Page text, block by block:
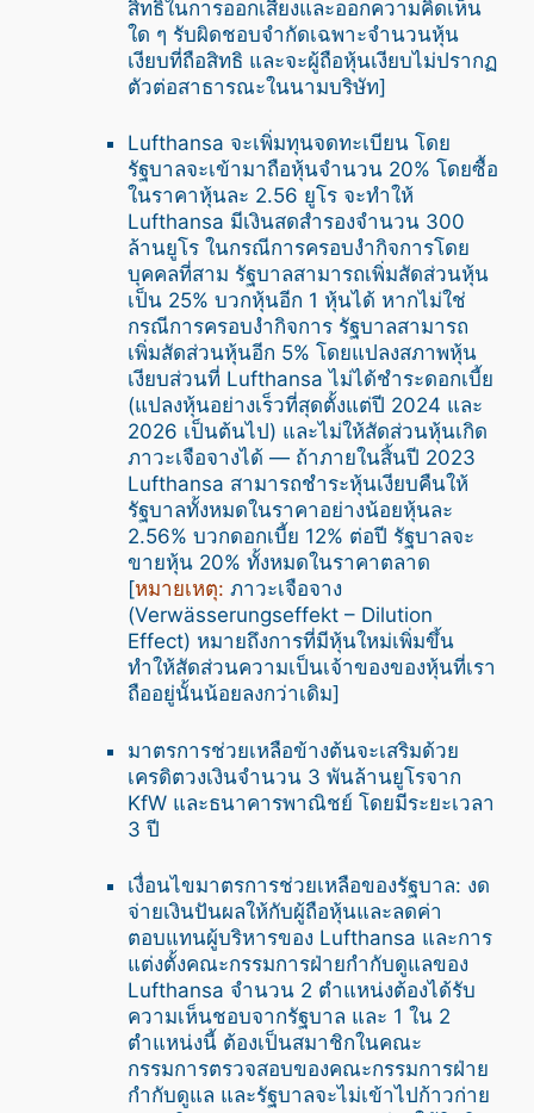
สิทธิในการออกเสียงและออกความคิดเห็น
ใด ๆ รับผิดชอบจำกัดเฉพาะจำนวนหุ้น
เงียบที่ถือสิทธิ และจะผู้ถือหุ้นเงียบไม่ปรากฏ
ตัวต่อสาธารณะในนามบริษัท]
Lufthansa จะเพิ่มทุนจดทะเบียน โดย
รัฐบาลจะเข้ามาถือหุ้นจำนวน 20% โดยซื้อ
ในราคาหุ้นละ 2.56 ยูโร จะทำให้
Lufthansa มีเงินสดสำรองจำนวน 300
ล้านยูโร ในกรณีการครอบงำกิจการโดย
บุคคลที่สาม รัฐบาลสามารถเพิ่มสัดส่วนหุ้น
เป็น 25% บวกหุ้นอีก 1 หุ้นได้ หากไม่ใช่
กรณีการครอบงำกิจการ รัฐบาลสามารถ
เพิ่มสัดส่วนหุ้นอีก 5% โดยแปลงสภาพหุ้น
เงียบส่วนที่ Lufthansa ไม่ได้ชำระดอกเบี้ย
(แปลงหุ้นอย่างเร็วที่สุดตั้งแต่ปี 2024 และ
2026 เป็นต้นไป) และไม่ให้สัดส่วนหุ้นเกิด
ภาวะเจือจางได้ — ถ้าภายในสิ้นปี 2023
Lufthansa สามารถชำระหุ้นเงียบคืนให้
รัฐบาลทั้งหมดในราคาอย่างน้อยหุ้นละ
2.56% บวกดอกเบี้ย 12% ต่อปี รัฐบาลจะ
ขายหุ้น 20% ทั้งหมดในราคาตลาด
[หมายเหตุ: ภาวะเจือจาง
(Verwässerungseffekt – Dilution
Effect) หมายถึงการที่มีหุ้นใหม่เพิ่มขึ้น
ทำให้สัดส่วนความเป็นเจ้าของของหุ้นที่เรา
ถืออยู่นั้นน้อยลงกว่าเดิม]
มาตรการช่วยเหลือข้างต้นจะเสริมด้วย
เครดิตวงเงินจำนวน 3 พันล้านยูโรจาก
KfW และธนาคารพาณิชย์ โดยมีระยะเวลา
3 ปี
เงื่อนไขมาตรการช่วยเหลือของรัฐบาล: งด
จ่ายเงินปันผลให้กับผู้ถือหุ้นและลดค่า
ตอบแทนผู้บริหารของ Lufthansa และการ
แต่งตั้งคณะกรรมการฝ่ายกำกับดูแลของ
Lufthansa จำนวน 2 ตำแหน่งต้องได้รับ
ความเห็นชอบจากรัฐบาล และ 1 ใน 2
ตำแหน่งนี้ ต้องเป็นสมาชิกในคณะ
กรรมการตรวจสอบของคณะกรรมการฝ่าย
กำกับดูแล และรัฐบาลจะไม่เข้าไปก้าวก่าย